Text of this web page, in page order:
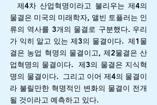
제4차 산업혁명이라고 불리우는 제4의
물결은 미국의 미래학자, 앨빈 토플러는 인
류의 역사를 3개의 물결로 구분했다. 우리
가 익히 알고 있는 제3의 물결이다. 제1물
결은 농업 혁명의 물결이고, 제2물결은 산
업혁명의 물결이다. 제3의 물결은 지식혁
명의 물결이다. 그리고 이어 제4의 물결이
라 불릴만한 혁명적인 변화의 물결이 전개
될 것이라고 예측하고 있다.